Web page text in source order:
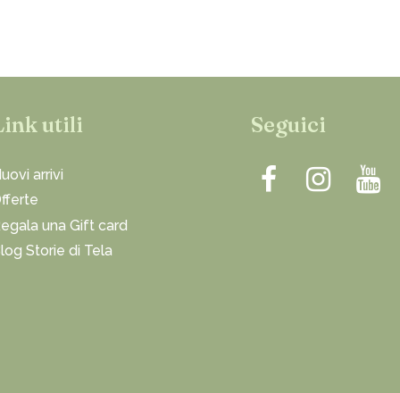
utili
arrivi
una Gift card
Storie di Tela
Seguici